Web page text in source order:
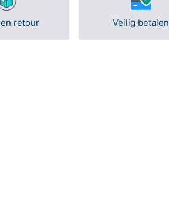
retour Veilig betalen